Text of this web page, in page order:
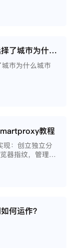
Smartproxy账密提取时选择了城市为什么城市还是会变？
市为什么城市
教程
：创立独立分
器指纹，管理多
何运作？